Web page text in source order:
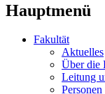
Hauptmenü
Fakultät
Aktuelles
Über die
Leitung
Personen